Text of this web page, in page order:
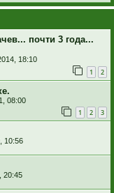
почти 3 года...
18:10
1 2
08:00
1 2 3
10:56
20:45